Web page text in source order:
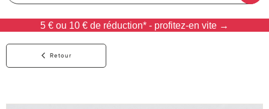
5 € ou 10 € de réduction* - profitez-en vite →
Retour